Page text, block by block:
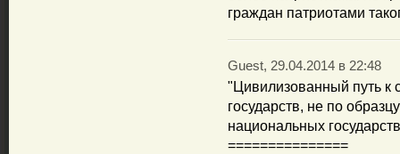
граждан патриотами
Guest, 29.04.2014 в 22:48
"Цивилизованный путь к
государств, не по
национальных
===============